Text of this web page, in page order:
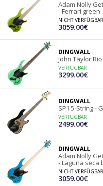
Adam Nolly
- Ferrari green
NICHT VERFÜGBAR
3059.00€
DINGWALL
John Taylor
VERFÜGBAR
3299.00€
DINGWALL
SP1 5-String -
VERFÜGBAR
2499.00€
DINGWALL
Adam Nolly
- Laguna seca
NICHT VERFÜGBAR
3059.00€